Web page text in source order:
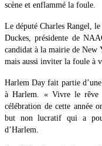
scène et enflammé la foule.
Le député Charles Rangel,
Duckes, présidente de
candidat à la mairie de
mais aussi inviter la foule à
Harlem Day fait partie
à Harlem. « Vivre le rêve
célébration de cette année
but non lucratif qui a
d’Harlem.